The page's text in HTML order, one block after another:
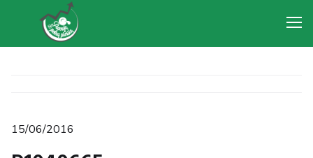
Posted
15/06/2016